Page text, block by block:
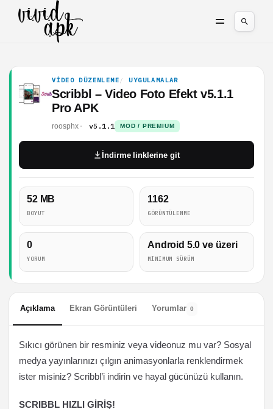
VIDEO DÜZENLEME UYGULAMALAR
Scribbl – Video Foto Efekt v5.1.1
Pro APK
roosphx v5.1.1 MOD / PREMIUM
52 MB
BOYUT
1162
GÖRÜNTÜLENME
0
YORUM
Android 5.0 ve üzeri
MINIMUM SÜRÜM
İndirme linklerine git
Açıklama Ekran Görüntüleri Yorumlar 0
Sıkıcı görünen bir resminiz veya videonuz mu var? Sosyal
medya yayınlarınızı çılgın animasyonlarla renklendirmek
ister misiniz? Scribbl’i indirin ve hayal gücünüzü kullanın.
SCRIBBL HIZLI GİRİŞ!